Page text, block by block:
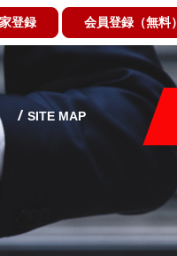
登録 会員登録（無料）
SITE MAP